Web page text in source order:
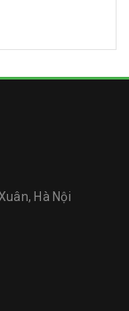
Hà Nội